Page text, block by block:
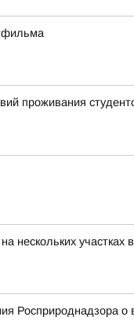
проживания
Росприроднадзора